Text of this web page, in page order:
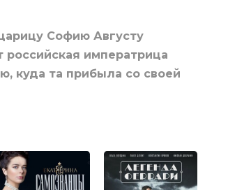
Софию Августу
императрица
куда та прибыла со своей